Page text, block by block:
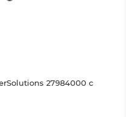
27984000 с